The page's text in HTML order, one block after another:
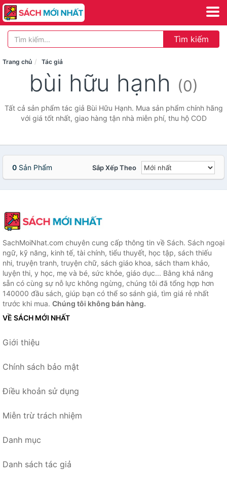
Tìm kiếm
Trang chủ Tác giả
bùi hữu hạnh (0)
Tất cả sản phẩm tác giả Bùi Hữu Hạnh. Mua sản phẩm chính hãng
với giá tốt nhất, giao hàng tận nhà miễn phí, thu hộ COD
0 Sản Phẩm Sắp Xếp Theo
SachMoiNhat.com chuyên cung cấp thông tin về Sách. Sách ngoại
ngữ, kỹ năng, kinh tế, tài chính, tiểu thuyết, học tập, sách thiếu
nhi, truyện tranh, truyện chữ, sách giáo khoa, sách tham khảo,
luyện thi, y học, mẹ và bé, sức khỏe, giáo dục... Bằng khả năng
sẵn có cùng sự nỗ lực không ngừng, chúng tôi đã tổng hợp hơn
140000 đầu sách, giúp bạn có thể so sánh giá, tìm giá rẻ nhất
trước khi mua. Chúng tôi không bán hàng.
VỀ SÁCH MỚI NHẤT
Giới thiệu
Chính sách bảo mật
Điều khoản sử dụng
Miễn trừ trách nhiệm
Danh mục
Danh sách tác giả